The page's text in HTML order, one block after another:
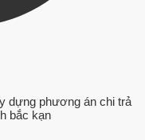
dựng phương án chi trả
bắc kạn